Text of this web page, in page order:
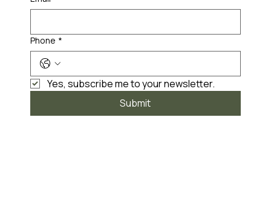
Phone *
Yes, subscribe me to your newsletter.
Submit